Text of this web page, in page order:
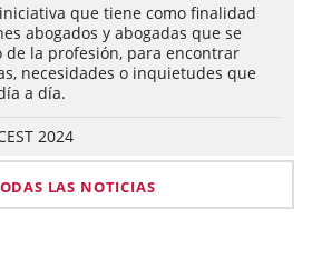
que tiene como finalidad
abogados y abogadas que se
de la profesión, para encontrar
necesidades o inquietudes que
a día.
2024
LAS NOTICIAS